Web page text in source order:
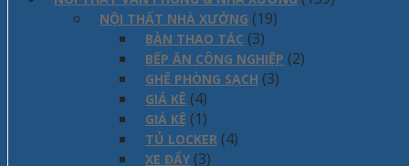
NỘI THẤT NHÀ XƯỞNG (19)
BÀN THAO TÁC (3)
BẾP ĂN CÔNG NGHIỆP (2)
GHẾ PHÒNG SẠCH (3)
GIÁ KÊ (4)
GIÁ KỆ (1)
TỦ LOCKER (4)
XE ĐẨY (3)